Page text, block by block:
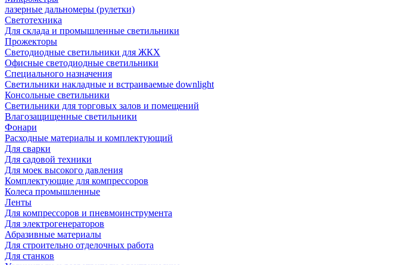
лазерные дальномеры (рулетки)
Светотехника
Для склада и промышленные светильники
Прожекторы
Светодиодные светильники для ЖКХ
Офисные светодиодные светильники
Специального назначения
Светильники накладные и встраиваемые downlight
Консольные светильники
Светильники для торговых залов и помещений
Влагозащищенные светильники
Фонари
Расходные материалы и комплектующий
Для сварки
Для садовой техники
Для моек высокого давления
Комплектующие для компрессоров
Колеса промышленные
Ленты
Для компрессоров и пневмоинструмента
Для электрогенераторов
Абразивные материалы
Для строительно отделочных работа
Для станков